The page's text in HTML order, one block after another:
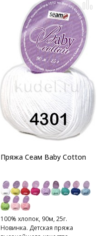
Пряжа Сеам Baby Cotton
100% хлопок, 90м, 25г.
Новинка. Детская пряжа